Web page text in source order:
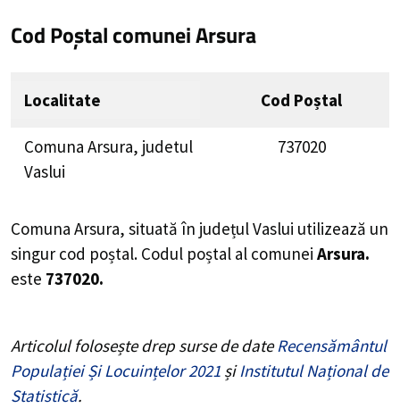
Cod Poștal comunei Arsura
Localitate Cod Poștal
Comuna Arsura, judetul
Vaslui
737020
Comuna Arsura, situată în județul Vaslui utilizează un
singur cod poștal. Codul poștal al comunei Arsura.
este 737020.
Articolul folosește drep surse de dateRecensământul
Populației Și Locuințelor 2021 șiInstitutul Național de
Statistică.